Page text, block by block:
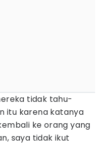
tidak tahu-
itu karena katanya
ke orang yang
saya tidak ikut